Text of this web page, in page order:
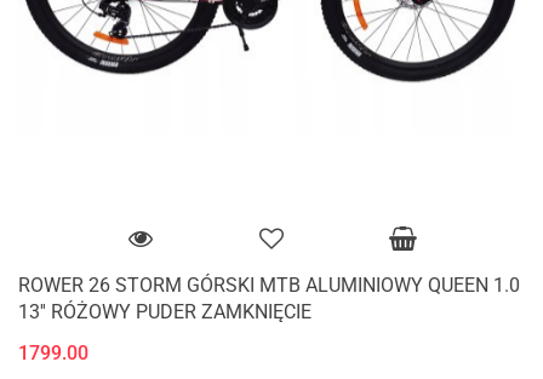
ROWER 26 STORM GÓRSKI MTB ALUMINIOWY QUEEN 1.0
13'' RÓŻOWY PUDER ZAMKNIĘCIE
1799.00